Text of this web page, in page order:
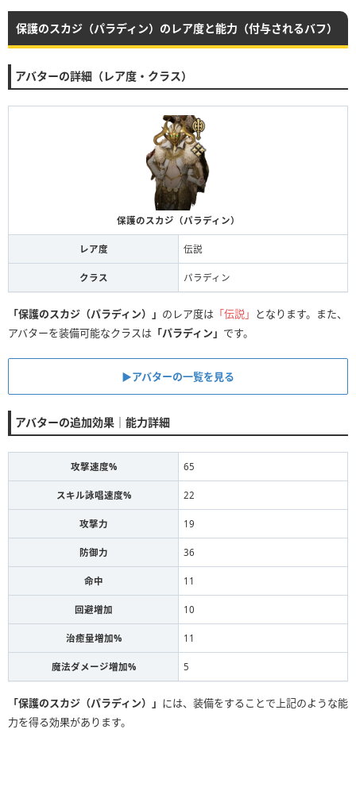
保護のスカジ（パラディン）のレア度と能力（付与されるバフ）
アバターの詳細（レア度・クラス）
保護のスカジ（パラディン）
レア度 伝説
クラス パラディン
「保護のスカジ（パラディン）」 のレア度は 「伝説」 となります。また、
アバターを装備可能なクラスは 「パラディン」 です。
▶アバターの一覧を見る
アバターの追加効果｜能力詳細
攻撃速度% 65
スキル詠唱速度% 22
攻撃力 19
防御力 36
命中 11
回避増加 10
治癒量増加% 11
魔法ダメージ増加% 5
「保護のスカジ（パラディン）」 には、装備をすることで上記のような能
力を得る効果があります。